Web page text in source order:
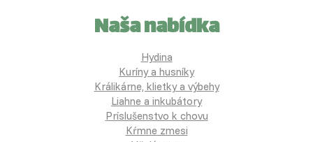
Naša nabídka
Hydina
Kuríny a husníky
Králikárne, klietky a výbehy
Liahne a inkubátory
Príslušenstvo k chovu
Kŕmne zmesi